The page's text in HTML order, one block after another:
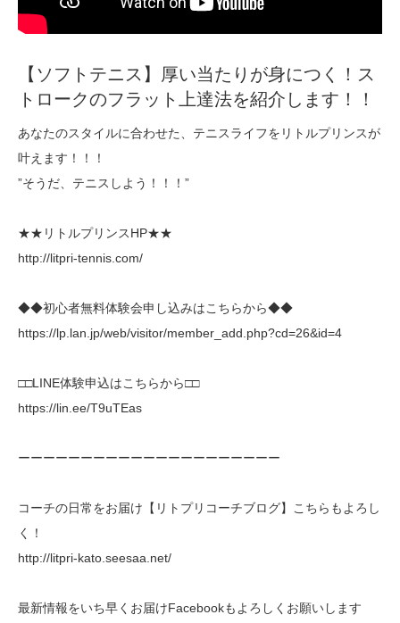
【ソフトテニス】厚い当たりが身につく！ス
トロークのフラット上達法を紹介します！！
あなたのスタイルに合わせた、テニスライフをリトルプリンスが
叶えます！！！
”そうだ、テニスしよう！！！”
★★リトルプリンスHP★★
http://litpri-tennis.com/
◆◆初心者無料体験会申し込みはこちらから◆◆
https://lp.lan.jp/web/visitor/member_add.php?cd=26&id=4
□□LINE体験申込はこちらから□□
https://lin.ee/T9uTEas
ーーーーーーーーーーーーーーーーーーーーー
コーチの日常をお届け【リトプリコーチブログ】こちらもよろし
く！
http://litpri-kato.seesaa.net/
最新情報をいち早くお届けFacebookもよろしくお願いします